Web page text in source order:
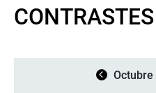
CONTRASTES